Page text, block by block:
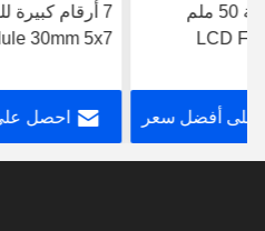
7 أرقام كبيرة للقطعة Flip
Dot Module 30mm 5x7
احصل على أفضل سعر